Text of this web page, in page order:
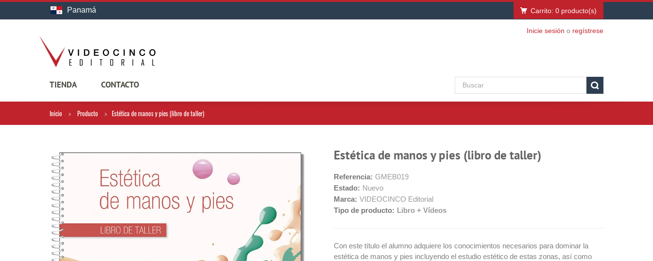
Panamá Carrito: 0 producto(s)
Inicie sesión o regístrese
TIENDA CONTACTO
Inicio Producto Estética de manos y pies (libro de taller)
Estética de manos y pies (libro de taller)
Referencia: GMEB019
Estado: Nuevo
Marca: VIDEOCINCO Editorial
Tipo de producto: Libro + Vídeos
Con este título el alumno adquiere los conocimientos necesarios para dominar la
estética de manos y pies incluyendo el estudio estético de estas zonas, así como